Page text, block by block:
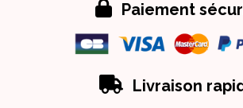
 Paiement
 Livraison